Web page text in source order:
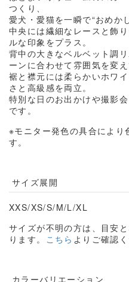
つくり、
愛犬・愛猫を一瞬で“おめか
中央には繊細なレースと飾
ルな印象をプラス。
背中の大きなベルベット調
ーンに合わせて雰囲気を変え
裾と襟元には柔らかいホワ
さと高級感を両立。
特別な日のお出かけや撮影
です。
※モニター発色の具合により
す。
サイズ展開
XXS/XS/S/M/L/XL
サイズが不明の方は、目安
ります。
こちら よりご確認
カラーバリエーション